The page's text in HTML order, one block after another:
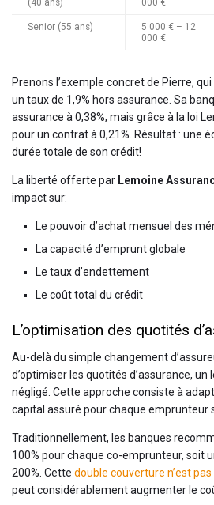
(40 ans) 000 €
Senior (55 ans)
5 000 € – 12
000 €
Prenons l’exemple concret de Pierre,
un taux de 1,9% hors assurance. Sa
assurance à 0,38%, mais grâce à la loi
pour un contrat à 0,21%. Résultat : une
durée totale de son crédit!
La liberté offerte par Lemoine
impact sur:
Le pouvoir d’achat mensuel des
La capacité d’emprunt globale
Le taux d’endettement
Le coût total du crédit
L’optimisation des quotités
Au-delà du simple changement
d’optimiser les quotités d’assurance, un
négligé. Cette approche consiste à
capital assuré pour chaque emprunteur
Traditionnellement, les banques
100% pour chaque co-emprunteur, soit
200%. Cette double couverture n’est
peut considérablement augmenter le